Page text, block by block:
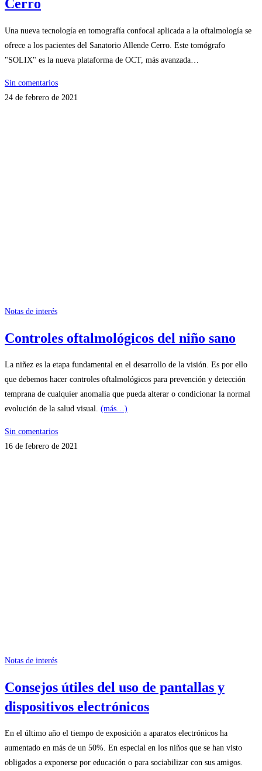
Cerro
Una nueva tecnología en tomografía confocal aplicada a la oftalmología se
ofrece a los pacientes del Sanatorio Allende Cerro. Este tomógrafo
"SOLIX" es la nueva plataforma de OCT, más avanzada…
Sin comentarios
24 de febrero de 2021
Notas de interés
Controles oftalmológicos del niño sano
La niñez es la etapa fundamental en el desarrollo de la visión. Es por ello
que debemos hacer controles oftalmológicos para prevención y detección
temprana de cualquier anomalía que pueda alterar o condicionar la normal
evolución de la salud visual. (más…)
Sin comentarios
16 de febrero de 2021
Notas de interés
Consejos útiles del uso de pantallas y
dispositivos electrónicos
En el último año el tiempo de exposición a aparatos electrónicos ha
aumentado en más de un 50%. En especial en los niños que se han visto
obligados a exponerse por educación o para sociabilizar con sus amigos.